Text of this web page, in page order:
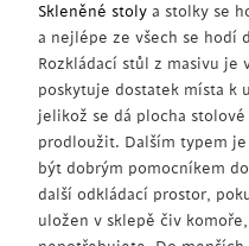
Skleněné stoly a stolky se
a nejlépe ze všech se hodí
Rozkládací stůl z masivu je
poskytuje dostatek místa k
jelikož se dá plocha
prodloužit. Dalším typem je
být dobrým pomocníkem
další odkládací prostor,
uložen v sklepě čiv